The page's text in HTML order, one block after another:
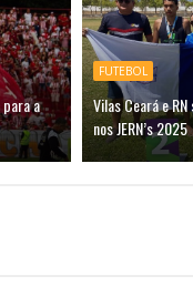
a
FUTEBOL
Vilas Ceará e
nos JERN’s 2025